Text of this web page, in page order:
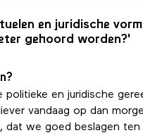
en juridische
gehoord worden?'
politieke en juridische
vandaag op dan
dat we goed beslagen